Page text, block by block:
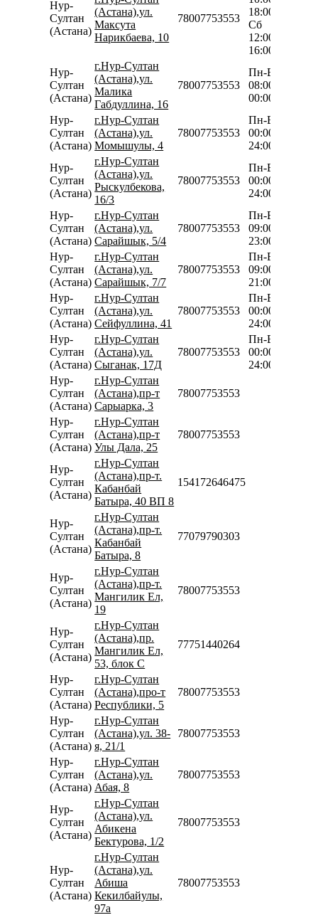
Нур-
Султан
(Астана)
(Астана),ул.
Максута
Нарикбаева, 10
78007753553
18:00
Сб
12:00-
16:00
Нур-
Султан
(Астана)
г.Нур-Султан
(Астана),ул.
Малика
Габдуллина, 16
78007753553
Пн-Вс
08:00-
00:00
Нур-
Султан
(Астана)
г.Нур-Султан
(Астана),ул.
Момышулы, 4
78007753553
Пн-Вс
00:00-
24:00
Нур-
Султан
(Астана)
г.Нур-Султан
(Астана),ул.
Рыскулбекова,
16/3
78007753553
Пн-Вс
00:00-
24:00
Нур-
Султан
(Астана)
г.Нур-Султан
(Астана),ул.
Сарайшык, 5/4
78007753553
Пн-Вс
09:00-
23:00
Нур-
Султан
(Астана)
г.Нур-Султан
(Астана),ул.
Сарайшык, 7/7
78007753553
Пн-Вс
09:00-
21:00
Нур-
Султан
(Астана)
г.Нур-Султан
(Астана),ул.
Сейфуллина, 41
78007753553
Пн-Вс
00:00-
24:00
Нур-
Султан
(Астана)
г.Нур-Султан
(Астана),ул.
Сыганак, 17Д
78007753553
Пн-Вс
00:00-
24:00
Нур-
Султан
(Астана)
г.Нур-Султан
(Астана),пр-т
Сарыарка, 3
78007753553
Нур-
Султан
(Астана)
г.Нур-Султан
(Астана),пр-т
Улы Дала, 25
78007753553
Нур-
Султан
(Астана)
г.Нур-Султан
(Астана),пр-т.
Кабанбай
Батыра, 40 ВП 8
154172646475
Нур-
Султан
(Астана)
г.Нур-Султан
(Астана),пр-т.
Кабанбай
Батыра, 8
77079790303
Нур-
Султан
(Астана)
г.Нур-Султан
(Астана),пр-т.
Мангилик Ел,
19
78007753553
Нур-
Султан
(Астана)
г.Нур-Султан
(Астана),пр.
Мангилик Ел,
53, блок С
77751440264
Нур-
Султан
(Астана)
г.Нур-Султан
(Астана),про-т
Республики, 5
78007753553
Нур-
Султан
(Астана)
г.Нур-Султан
(Астана),ул. 38-
я, 21/1
78007753553
Нур-
Султан
(Астана)
г.Нур-Султан
(Астана),ул.
Абая, 8
78007753553
Нур-
Султан
(Астана)
г.Нур-Султан
(Астана),ул.
Абикена
Бектурова, 1/2
78007753553
Нур-
Султан
(Астана)
г.Нур-Султан
(Астана),ул.
Абиша
Кекилбайулы,
97а
78007753553